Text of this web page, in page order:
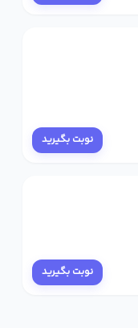
نوبت بگیرید
نوبت بگیرید